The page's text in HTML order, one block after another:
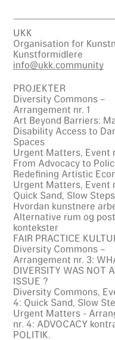
UKK
Organisation for
Kunstformidlere
info@ukk.community
PROJEKTER
Diversity Commons –
Arrangement nr. 1
Art Beyond Barriers:
Disability Access to
Spaces
Urgent Matters, Event
From Advocacy to
Redefining Artistic
Urgent Matters, Event
Quick Sand, Slow Steps
Hvordan kunstnere
Alternative rum og
kontekster
FAIR PRACTICE
Diversity Commons –
Arrangement nr. 3:
DIVERSITY WAS NOT
ISSUE ?
Diversity Commons,
4: Quick Sand, Slow
Urgent Matters -
nr. 4: ADVOCACY
POLITIK.